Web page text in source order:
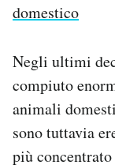
domestico
Negli ultimi
compiuto
animali
sono tuttavia
più